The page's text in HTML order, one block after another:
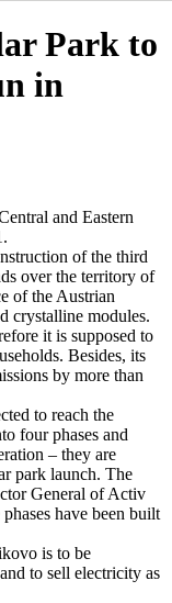
Park to
in
and Eastern
of the third
over the territory of
of the Austrian
crystalline modules.
it is supposed to
Besides, its
by more than
to reach the
four phases and
– they are
park launch. The
General of Activ
have been built
is to be
to sell electricity as